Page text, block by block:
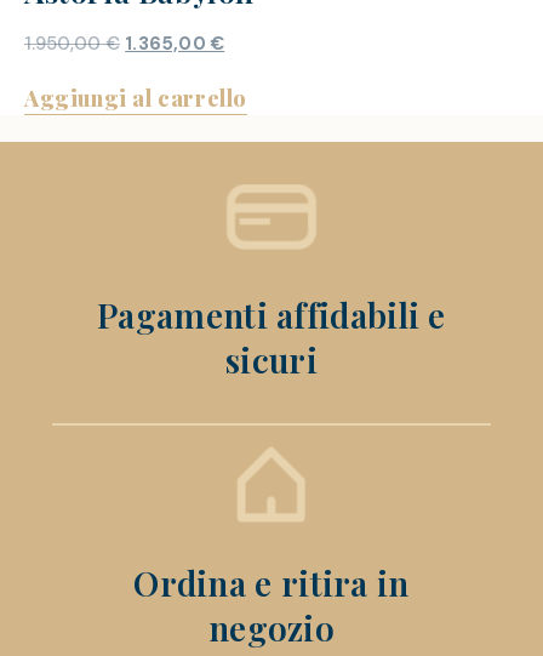
1.950,00€ 1.365,00€
Aggiungi al carrello
Pagamenti affidabili e
sicuri
Ordina e ritira in
negozio